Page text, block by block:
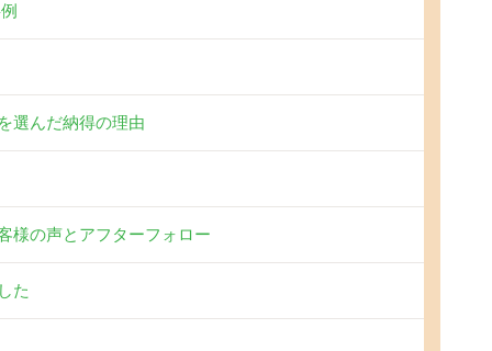
選んだ納得の理由
様の声とアフターフォロー
た